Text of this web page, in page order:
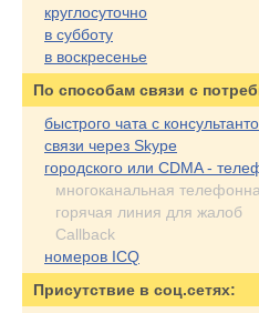
круглосуточно
в субботу
в воскресенье
По cпособам связи с
быстрого чата с
связи через Skype
городского или CDMA -
многоканальная
горячая линия для жалоб
Callback
номеров ICQ
Присутствие в соц.сетях: